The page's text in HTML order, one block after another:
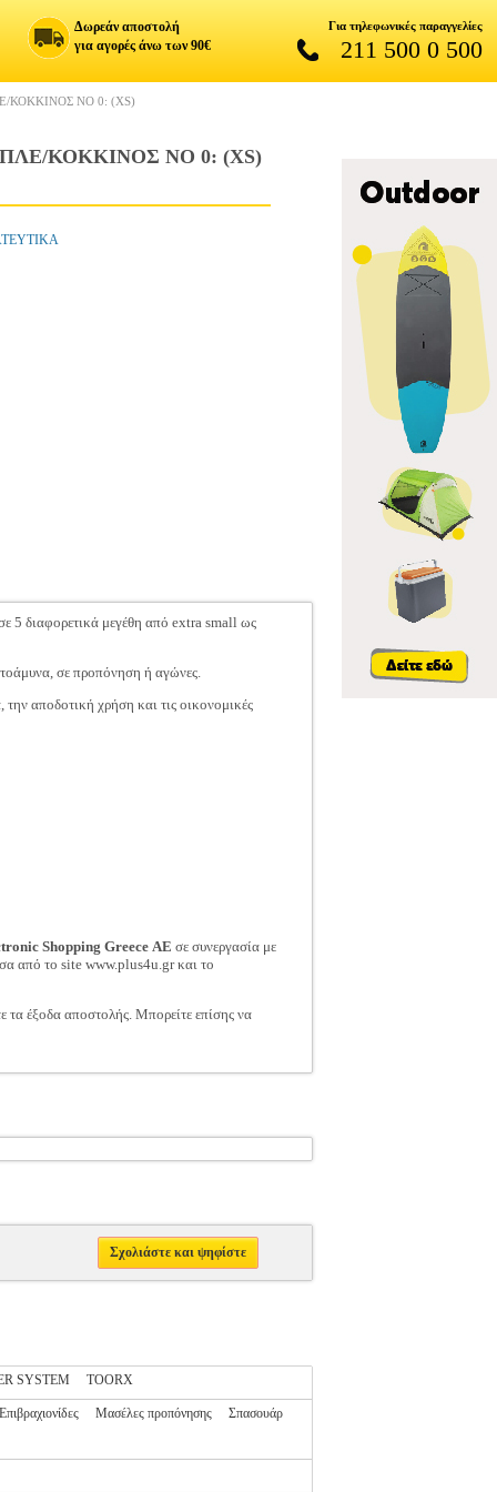
Δωρεάν αποστολή
για αγορές άνω των 90€
Για τηλεφωνικές παραγγελίες
211 500 0 500
ΚΟΚΚΙΝΟΣ NO 0: (XS)
ΚΟΚΚΙΝΟΣ NO 0: (XS)
5 διαφορετικά μεγέθη από extra small ως
σε προπόνηση ή αγώνες.
αποδοτική χρήση και τις οικονομικές
Shopping Greece ΑΕ σε συνεργασία με
από το site www.plus4u.gr και το
τα έξοδα αποστολής. Μπορείτε επίσης να
Σχολιάστε και ψηφίστε
SYSTEM TOORX
Επιβραχιονίδες Μασέλες προπόνησης Σπασουάρ